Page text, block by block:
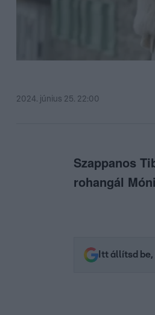
2024. június 25. 22:00
Szappanos
rohangál
Itt állítsd